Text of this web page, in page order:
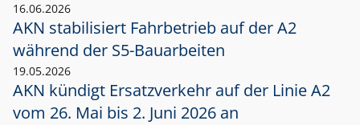
16.06.2026
AKN stabilisiert Fahrbetrieb auf der A2
während der S5-Bauarbeiten
19.05.2026
AKN kündigt Ersatzverkehr auf der Linie A2
vom 26. Mai bis 2. Juni 2026 an